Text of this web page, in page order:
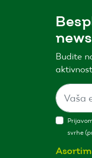
Budite
svrhe